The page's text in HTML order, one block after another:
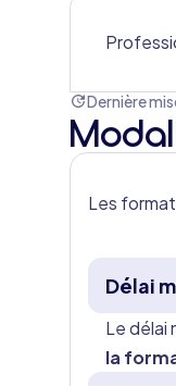
Dernière
Les
Délai
Le délai
la